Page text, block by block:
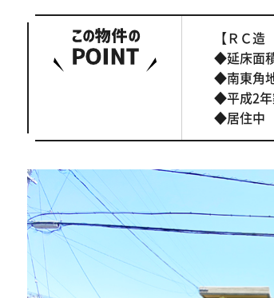
やはり一戸建てが一番
【ＲＣ
◆延床面
◆南東角
◆平成2
◆居住中